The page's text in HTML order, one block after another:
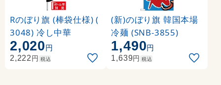
Rのぼり旗 (棒袋仕様) (
3048) 冷し中華
2,020円
2,222円 税込
(新)のぼり旗 韓国本場
冷麺 (SNB-3855)
1,490円
1,639円 税込